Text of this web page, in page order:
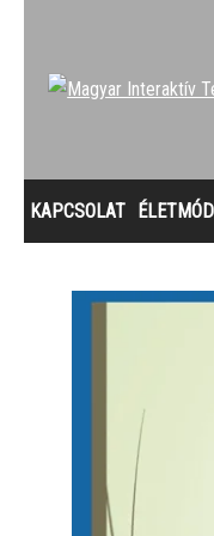
KAPCSOLAT ÉLETMÓD
A szlovákiai
magatartás
szintjén. Az […]